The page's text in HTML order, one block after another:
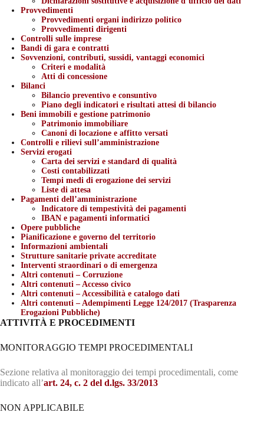
Provvedimenti
Provvedimenti organi indirizzo politico
Provvedimenti dirigenti
Controlli sulle imprese
Bandi di gara e contratti
Sovvenzioni, contributi, sussidi, vantaggi economici
Criteri e modalità
Atti di concessione
Bilanci
Bilancio preventivo e consuntivo
Piano degli indicatori e risultati attesi di bilancio
Beni immobili e gestione patrimonio
Patrimonio immobiliare
Canoni di locazione e affitto versati
Controlli e rilievi sull’amministrazione
Servizi erogati
Carta dei servizi e standard di qualità
Costi contabilizzati
Tempi medi di erogazione dei servizi
Liste di attesa
Pagamenti dell’amministrazione
Indicatore di tempestività dei pagamenti
IBAN e pagamenti informatici
Opere pubbliche
Pianificazione e governo del territorio
Informazioni ambientali
Strutture sanitarie private accreditate
Interventi straordinari o di emergenza
Altri contenuti – Corruzione
Altri contenuti – Accesso civico
Altri contenuti – Accessibilità e catalogo dati
Altri contenuti – Adempimenti Legge 124/2017 (Trasparenza
Erogazioni Pubbliche)
ATTIVITÀ E PROCEDIMENTI
MONITORAGGIO TEMPI PROCEDIMENTALI
Sezione relativa al monitoraggio dei tempi procedimentali, come
indicato all’art. 24, c. 2 del d.lgs. 33/2013
NON APPLICABILE